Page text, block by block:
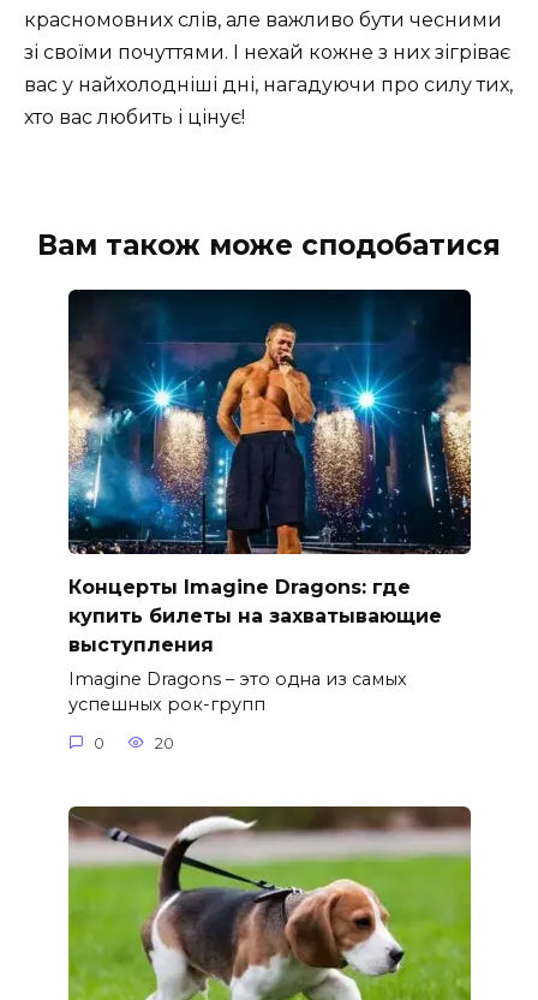
красномовних слів, але важливо бути чесними
зі своїми почуттями. І нехай кожне з них зігріває
вас у найхолодніші дні, нагадуючи про силу тих,
хто вас любить і цінує!
Вам також може сподобатися
Концерты Imagine Dragons: где
купить билеты на захватывающие
выступления
Imagine Dragons – это одна из самых
успешных рок-групп
0 20